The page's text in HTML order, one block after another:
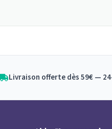
Livraison offerte dès 59€ —